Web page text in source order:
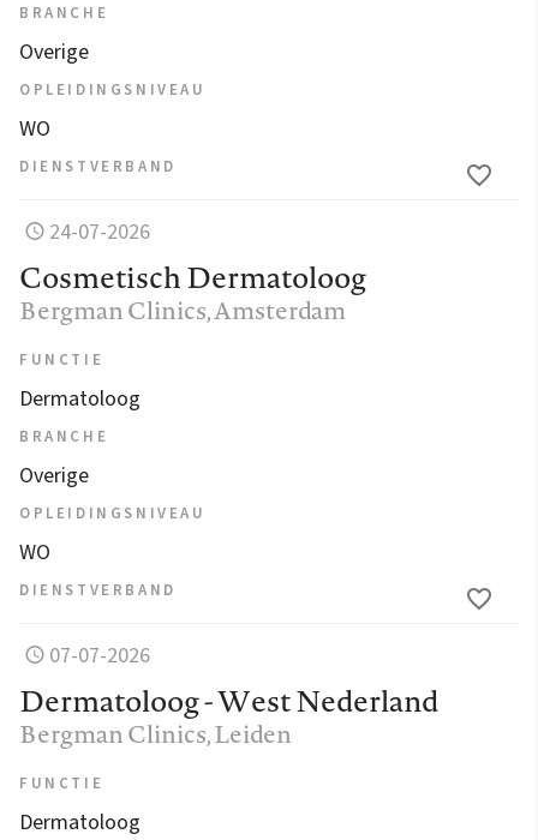
BRANCHE
Overige
OPLEIDINGSNIVEAU
WO
DIENSTVERBAND
24-07-2026
Cosmetisch Dermatoloog
Bergman Clinics, Amsterdam
FUNCTIE
Dermatoloog
BRANCHE
Overige
OPLEIDINGSNIVEAU
WO
DIENSTVERBAND
07-07-2026
Dermatoloog - West Nederland
Bergman Clinics, Leiden
FUNCTIE
Dermatoloog